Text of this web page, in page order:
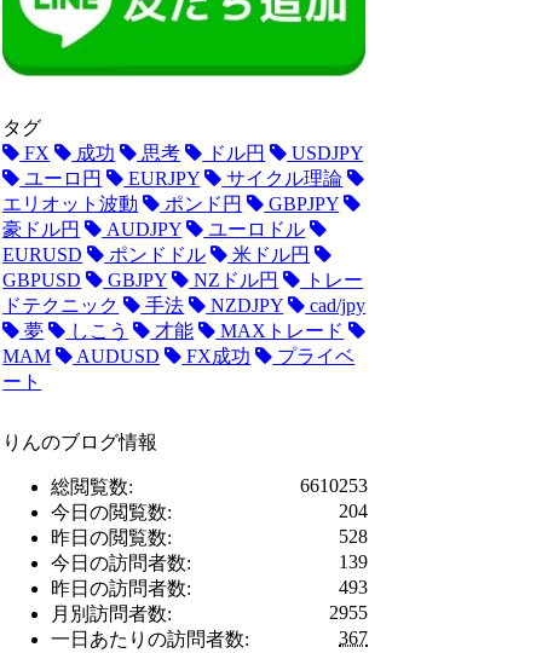
タグ
FX
成功 思考 ドル円
USDJPY
ユーロ円
EURJPY
サイクル理論
エリオット波動
ポンド円
GBPJPY
豪ドル円
AUDJPY
ユーロドル
EURUSD
ポンドドル
米ドル円
GBPUSD
GBJPY NZドル円
トレー
ドテクニック
手法 NZDJPY
cad/jpy
夢
しこう 才能
MAXトレード
MAM
AUDUSD FX成功
プライベ
ート
りんのブログ情報
6610253
総閲覧数:
204
今日の閲覧数:
528
昨日の閲覧数:
139
今日の訪問者数:
493
昨日の訪問者数:
2955
月別訪問者数:
367
一日あたりの訪問者数: